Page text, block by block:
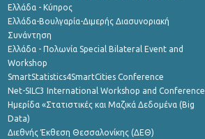
Ελλάδα - Κύπρος
Ελλάδα-Βουλγαρία-Διμερής Διασυνοριακή
Συνάντηση
Ελλάδα - Πολωνία Special Bilateral Event and
Workshop
SmartStatistics4SmartCities Conference
Net-SILC3 International Workshop and Conference
Ημερίδα «Στατιστικές και Μαζικά Δεδομένα (Big
Data)
Διεθνής Έκθεση Θεσσαλονίκης (ΔΕΘ)